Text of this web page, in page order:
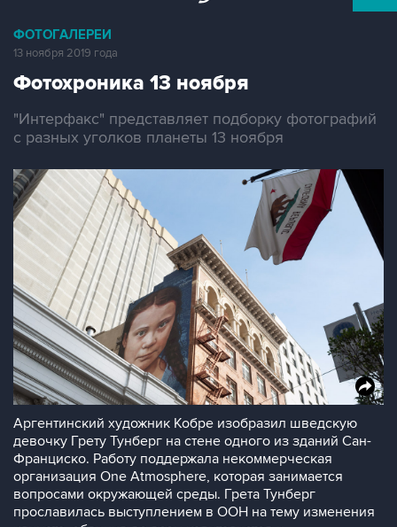
ФОТОГАЛЕРЕИ
13 ноября 2019 года
Фотохроника 13 ноября
"Интерфакс" представляет подборку фотографий
с разных уголков планеты 13 ноября
Аргентинский художник Кобре изобразил шведскую
девочку Грету Тунберг на стене одного из зданий Сан-
Франциско. Работу поддержала некоммерческая
организация One Atmosphere, которая занимается
вопросами окружающей среды. Грета Тунберг
прославилась выступлением в ООН на тему изменения